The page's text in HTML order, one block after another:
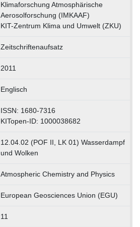
Klimaforschung Atmosphärische
Aerosolforschung (IMKAAF)
KIT-Zentrum Klima und Umwelt (ZKU)
Zeitschriftenaufsatz
2011
Englisch
ISSN: 1680-7316
KITopen-ID: 1000038682
12.04.02 (POF II, LK 01) Wasserdampf
und Wolken
Atmospheric Chemistry and Physics
European Geosciences Union (EGU)
11